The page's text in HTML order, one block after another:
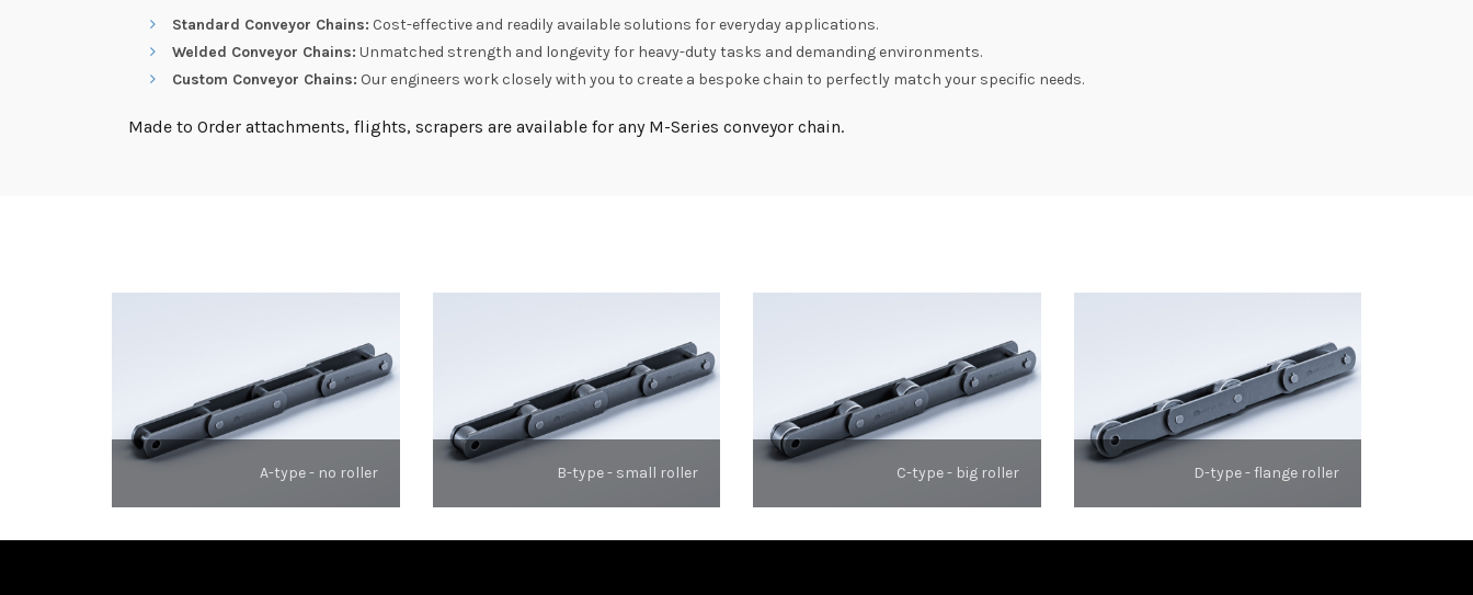
Standard Conveyor Chains: Cost-effective and readily available solutions for everyday applications.
Welded Conveyor Chains: Unmatched strength and longevity for heavy-duty tasks and demanding environments.
Custom Conveyor Chains: Our engineers work closely with you to create a bespoke chain to perfectly match your specific needs.
Made to Order attachments, flights, scrapers are available for any M-Series conveyor chain.
A-type - no roller B-type - small roller C-type - big roller D-type - flange roller